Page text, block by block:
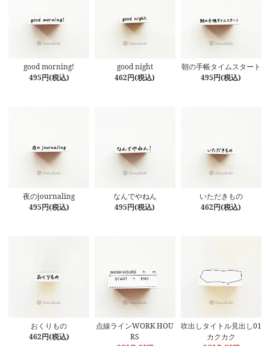
good morning!
495円(税込)
good night
462円(税込)
朝の手帳タイムスタート
495円(税込)
夜のjournaling
495円(税込)
なんでやねん
495円(税込)
いただきもの
462円(税込)
おくりもの
462円(税込)
点線ラインWORK HOU
RS
吹出しタイトル見出し01
カクカク